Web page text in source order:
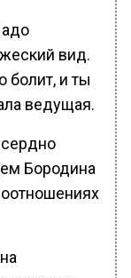
вид.
болит, и ты
ведущая.
Бородина